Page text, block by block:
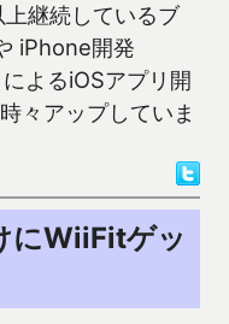
継続しているブ
iPhone開発
よるiOSアプリ開
々アップしていま
にWiiFitゲッ